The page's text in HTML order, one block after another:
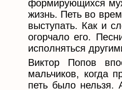
формирующихся
жизнь. Петь во
выступать. Как и
огорчало его.
исполняться
Виктор Попов
мальчиков, когда
петь было